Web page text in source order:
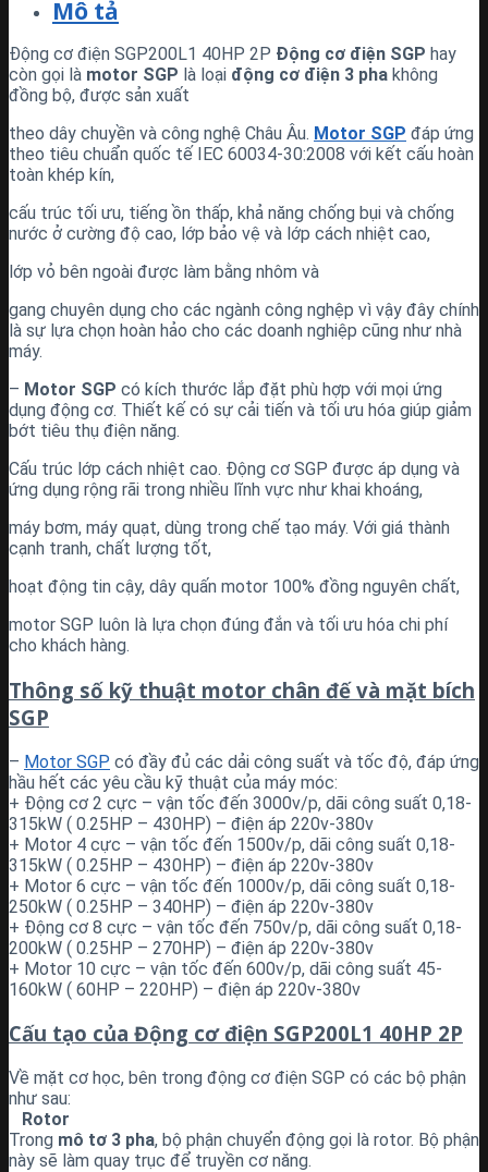
Mô tả
Động cơ điện SGP200L1 40HP 2P Động cơ điện SGP hay
còn gọi là motor SGP là loại động cơ điện 3 pha không
đồng bộ, được sản xuất
theo dây chuyền và công nghệ Châu Âu. Motor SGP đáp ứng
theo tiêu chuẩn quốc tế IEC 60034-30:2008 với kết cấu hoàn
toàn khép kín,
cấu trúc tối ưu, tiếng ồn thấp, khả năng chống bụi và chống
nước ở cường độ cao, lớp bảo vệ và lớp cách nhiệt cao,
lớp vỏ bên ngoài được làm bằng nhôm và
gang chuyên dụng cho các ngành công nghệp vì vậy đây chính
là sự lựa chọn hoàn hảo cho các doanh nghiệp cũng như nhà
máy.
– Motor SGP có kích thước lắp đặt phù hợp với mọi ứng
dụng động cơ. Thiết kế có sự cải tiến và tối ưu hóa giúp giảm
bớt tiêu thụ điện năng.
Cấu trúc lớp cách nhiệt cao. Động cơ SGP được áp dụng và
ứng dụng rộng rãi trong nhiều lĩnh vực như khai khoáng,
máy bơm, máy quạt, dùng trong chế tạo máy. Với giá thành
cạnh tranh, chất lượng tốt,
hoạt động tin cậy, dây quấn motor 100% đồng nguyên chất,
motor SGP luôn là lựa chọn đúng đắn và tối ưu hóa chi phí
cho khách hàng.
Thông số kỹ thuật motor chân đế và mặt bích
SGP
– Motor SGP có đầy đủ các dải công suất và tốc độ, đáp ứng
hầu hết các yêu cầu kỹ thuật của máy móc:
+ Động cơ 2 cực – vận tốc đến 3000v/p, dãi công suất 0,18-
315kW ( 0.25HP – 430HP) – điện áp 220v-380v
+ Motor 4 cực – vận tốc đến 1500v/p, dãi công suất 0,18-
315kW ( 0.25HP – 430HP) – điện áp 220v-380v
+ Motor 6 cực – vận tốc đến 1000v/p, dãi công suất 0,18-
250kW ( 0.25HP – 340HP) – điện áp 220v-380v
+ Động cơ 8 cực – vận tốc đến 750v/p, dãi công suất 0,18-
200kW ( 0.25HP – 270HP) – điện áp 220v-380v
+ Motor 10 cực – vận tốc đến 600v/p, dãi công suất 45-
160kW ( 60HP – 220HP) – điện áp 220v-380v
Cấu tạo của Động cơ điện SGP200L1 40HP 2P
Về mặt cơ học, bên trong động cơ điện SGP có các bộ phận
như sau:
Rotor
Trong mô tơ 3 pha, bộ phận chuyển động gọi là rotor. Bộ phận
này sẽ làm quay trục để truyền cơ năng.